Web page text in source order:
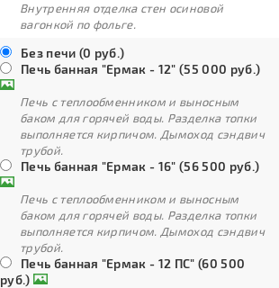
Внутренняя отделка стен осиновой
вагонкой по фольге.
Без печи (0 руб.)
Печь банная "Ермак - 12" (55 000 руб.)
Печь с теплообменником и выносным
баком для горячей воды. Разделка топки
выполняется кирпичом. Дымоход сэндвич
трубой.
Печь банная "Ермак - 16" (56 500 руб.)
Печь с теплообменником и выносным
баком для горячей воды. Разделка топки
выполняется кирпичом. Дымоход сэндвич
трубой.
Печь банная "Ермак - 12 ПС" (60 500
руб.)